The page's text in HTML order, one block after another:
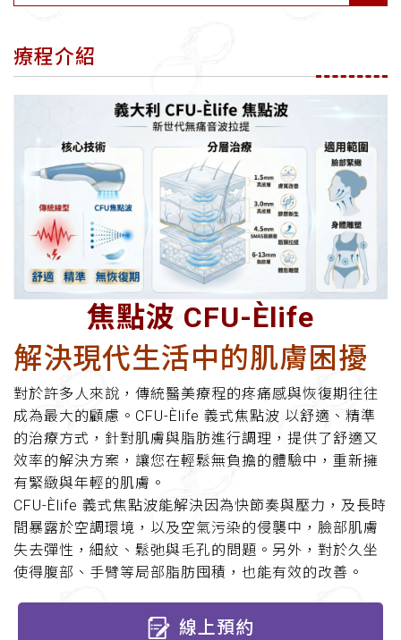
療程介紹
焦點波 CFU-Èlife
解決現代生活中的肌膚困擾
對於許多人來說，傳統醫美療程的疼痛感與恢復期往往
成為最大的顧慮。CFU-Èlife 義式焦點波 以舒適、精準
的治療方式，針對肌膚與脂肪進行調理，提供了舒適又
效率的解決方案，讓您在輕鬆無負擔的體驗中，重新擁
有緊緻與年輕的肌膚。
CFU-Èlife 義式焦點波能解決因為快節奏與壓力，及長時
間暴露於空調環境，以及空氣污染的侵襲中，臉部肌膚
失去彈性，細紋、鬆弛與毛孔的問題。另外，對於久坐
使得腹部、手臂等局部脂肪囤積，也能有效的改善。
線上預約